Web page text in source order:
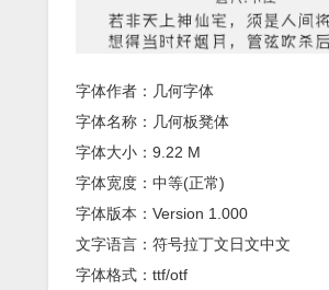
字体作者：几何字体
字体名称：几何板凳体
字体大小：9.22 M
字体宽度：中等(正常)
字体版本：Version 1.000
文字语言：符号拉丁文日文中文
字体格式：ttf/otf